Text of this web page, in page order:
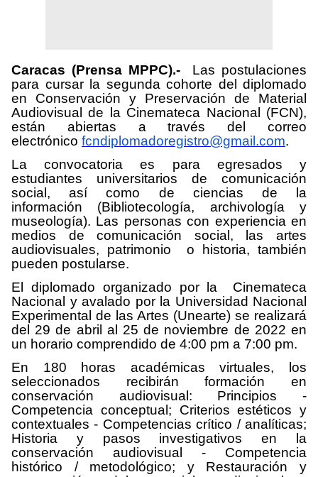
Caracas (Prensa MPPC).- Las postulaciones
para cursar la segunda cohorte del diplomado
en Conservación y Preservación de Material
Audiovisual de la Cinemateca Nacional (FCN),
están abiertas a través del correo
electrónico fcndiplomadoregistro@gmail.com.
La convocatoria es para egresados y
estudiantes universitarios de comunicación
social, así como de ciencias de la
información (Bibliotecología, archivología y
museología). Las personas con experiencia en
medios de comunicación social, las artes
audiovisuales, patrimonio o historia, también
pueden postularse.
El diplomado organizado por la Cinemateca
Nacional y avalado por la Universidad Nacional
Experimental de las Artes (Unearte) se realizará
del 29 de abril al 25 de noviembre de 2022 en
un horario comprendido de 4:00 pm a 7:00 pm.
En 180 horas académicas virtuales, los
seleccionados recibirán formación en
conservación audiovisual: Principios -
Competencia conceptual; Criterios estéticos y
contextuales - Competencias crítico / analíticas;
Historia y pasos investigativos en la
conservación audiovisual - Competencia
histórico / metodológico; y Restauración y